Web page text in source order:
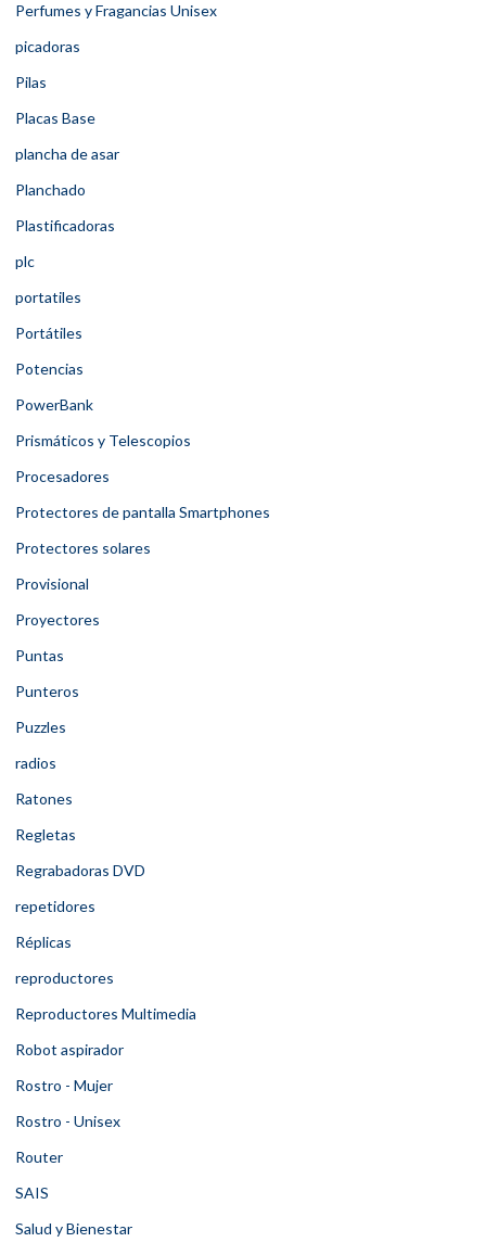
Perfumes y Fragancias Unisex
picadoras
Pilas
Placas Base
plancha de asar
Planchado
Plastificadoras
plc
portatiles
Portátiles
Potencias
PowerBank
Prismáticos y Telescopios
Procesadores
Protectores de pantalla Smartphones
Protectores solares
Provisional
Proyectores
Puntas
Punteros
Puzzles
radios
Ratones
Regletas
Regrabadoras DVD
repetidores
Réplicas
reproductores
Reproductores Multimedia
Robot aspirador
Rostro - Mujer
Rostro - Unisex
Router
SAIS
Salud y Bienestar